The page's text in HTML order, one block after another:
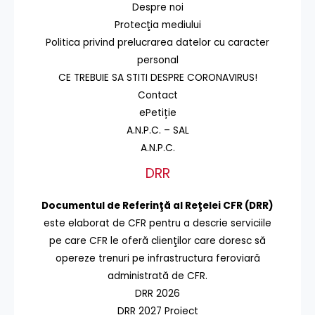
Despre noi
Protecţia mediului
Politica privind prelucrarea datelor cu caracter
personal
CE TREBUIE SA STITI DESPRE CORONAVIRUS!
Contact
ePetiție
A.N.P.C. – SAL
A.N.P.C.
DRR
Documentul de Referinţă al Reţelei CFR (DRR)
este elaborat de CFR pentru a descrie serviciile
pe care CFR le oferă clienţilor care doresc să
opereze trenuri pe infrastructura feroviară
administrată de CFR.
DRR 2026
DRR 2027 Proiect